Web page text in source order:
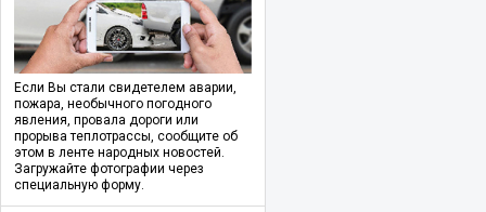
Если Вы стали свидетелем аварии,
пожара, необычного погодного
явления, провала дороги или
прорыва теплотрассы, сообщите об
этом в ленте народных новостей.
Загружайте фотографии через
специальную форму.